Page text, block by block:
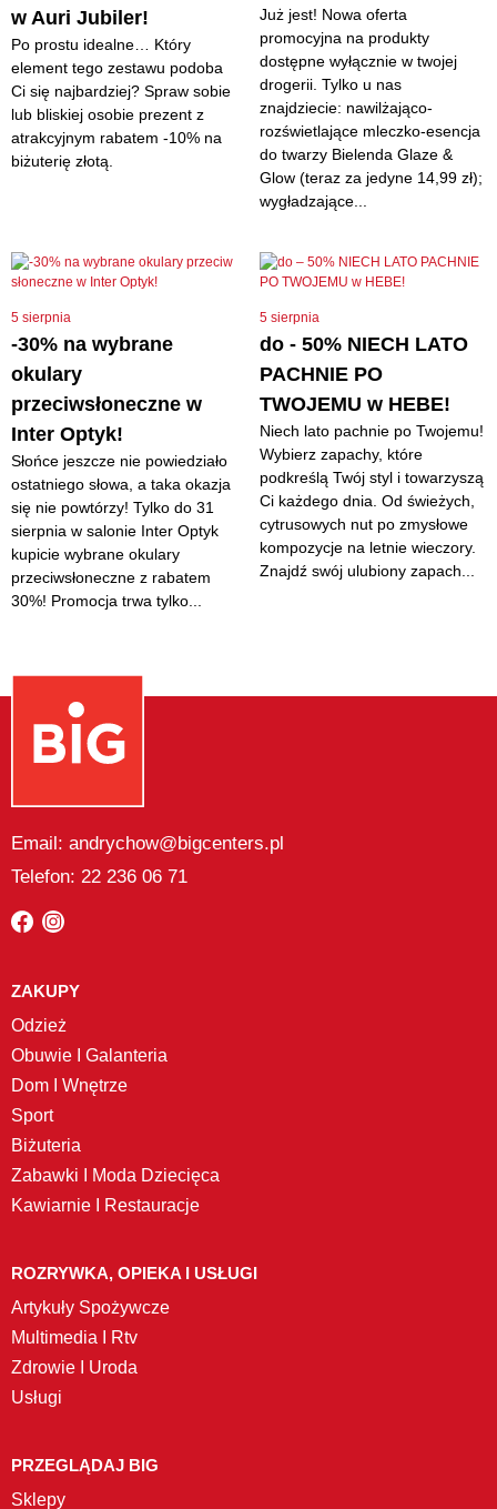
w Auri Jubiler!
Po prostu idealne… Który
element tego zestawu podoba
Ci się najbardziej? Spraw sobie
lub bliskiej osobie prezent z
atrakcyjnym rabatem -10% na
biżuterię złotą.
Już jest! Nowa oferta
promocyjna na produkty
dostępne wyłącznie w twojej
drogerii. Tylko u nas
znajdziecie: nawilżająco-
rozświetlające mleczko-esencja
do twarzy Bielenda Glaze &
Glow (teraz za jedyne 14,99 zł);
wygładzające...
5 sierpnia
-30% na wybrane
okulary
przeciwsłoneczne w
Inter Optyk!
Słońce jeszcze nie powiedziało
ostatniego słowa, a taka okazja
się nie powtórzy! Tylko do 31
sierpnia w salonie Inter Optyk
kupicie wybrane okulary
przeciwsłoneczne z rabatem
30%! Promocja trwa tylko...
5 sierpnia
do - 50% NIECH LATO
PACHNIE PO
TWOJEMU w HEBE!
Niech lato pachnie po Twojemu!
Wybierz zapachy, które
podkreślą Twój styl i towarzyszą
Ci każdego dnia. Od świeżych,
cytrusowych nut po zmysłowe
kompozycje na letnie wieczory.
Znajdź swój ulubiony zapach...
Email: andrychow@bigcenters.pl
Telefon: 22 236 06 71
ZAKUPY
Odzież
Obuwie I Galanteria
Dom I Wnętrze
Sport
Biżuteria
Zabawki I Moda Dziecięca
Kawiarnie I Restauracje
ROZRYWKA, OPIEKA I USŁUGI
Artykuły Spożywcze
Multimedia I Rtv
Zdrowie I Uroda
Usługi
PRZEGLĄDAJ BIG
Sklepy